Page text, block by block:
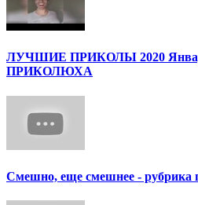
ЛУЧШИЕ ПРИКОЛЫ 2020
ПРИКОЛЮХА
Смешно, еще смешнее - рубрика